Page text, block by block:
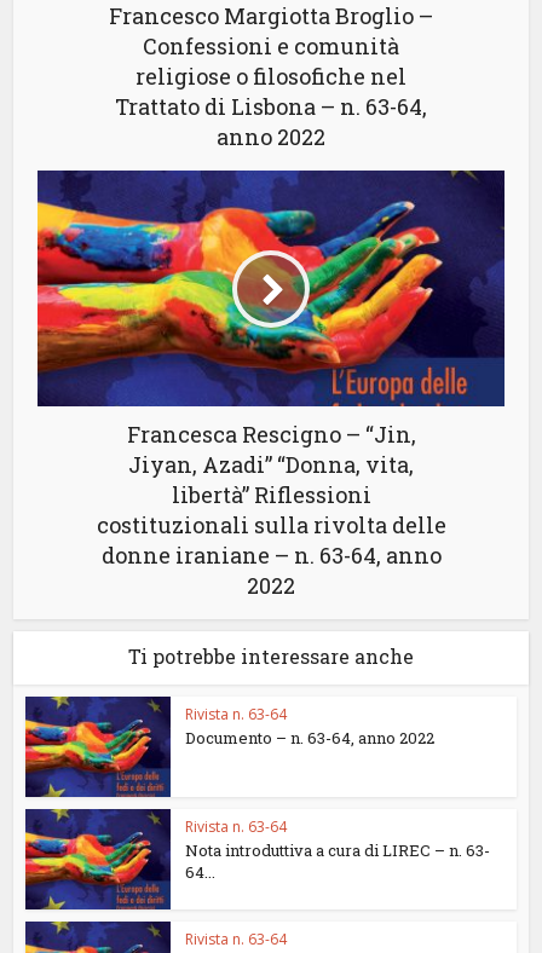
Francesco Margiotta Broglio –
Confessioni e comunità
religiose o filosofiche nel
Trattato di Lisbona – n. 63-64,
anno 2022
Francesca Rescigno – “Jin,
Jiyan, Azadi” “Donna, vita,
libertà” Riflessioni
costituzionali sulla rivolta delle
donne iraniane – n. 63-64, anno
2022
Ti potrebbe interessare anche
Rivista n. 63-64
Documento – n. 63-64, anno 2022
Rivista n. 63-64
Nota introduttiva a cura di LIREC – n. 63-
64...
Rivista n. 63-64